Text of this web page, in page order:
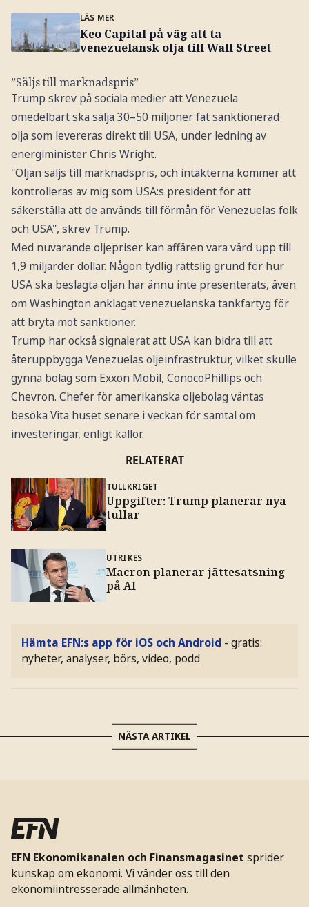
LÄS MER
Keo Capital på väg att ta
venezuelansk olja till Wall Street
”Säljs till marknadspris”
Trump skrev på sociala medier att Venezuela
omedelbart ska sälja 30–50 miljoner fat sanktionerad
olja som levereras direkt till USA, under ledning av
energiminister Chris Wright.
"Oljan säljs till marknadspris, och intäkterna kommer att
kontrolleras av mig som USA:s president för att
säkerställa att de används till förmån för Venezuelas folk
och USA", skrev Trump.
Med nuvarande oljepriser kan affären vara värd upp till
1,9 miljarder dollar. Någon tydlig rättslig grund för hur
USA ska beslagta oljan har ännu inte presenterats, även
om Washington anklagat venezuelanska tankfartyg för
att bryta mot sanktioner.
Trump har också signalerat att USA kan bidra till att
återuppbygga Venezuelas oljeinfrastruktur, vilket skulle
gynna bolag som Exxon Mobil, ConocoPhillips och
Chevron. Chefer för amerikanska oljebolag väntas
besöka Vita huset senare i veckan för samtal om
investeringar, enligt källor.
RELATERAT
TULLKRIGET
Uppgifter: Trump planerar nya
tullar
UTRIKES
Macron planerar jättesatsning
på AI
Hämta EFN:s app för iOS och Android - gratis:
nyheter, analyser, börs, video, podd
NÄSTA ARTIKEL
EFN Ekonomikanalen och Finansmagasinet sprider
kunskap om ekonomi. Vi vänder oss till den
ekonomiintresserade allmänheten.